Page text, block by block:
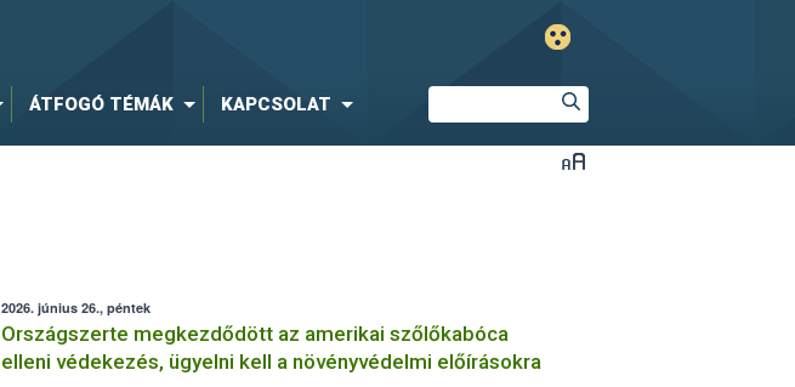
ÁTFOGÓ TÉMÁK KAPCSOLAT
2026. június 26., péntek
Országszerte megkezdődött az amerikai szőlőkabóca
elleni védekezés, ügyelni kell a növényvédelmi előírásokra